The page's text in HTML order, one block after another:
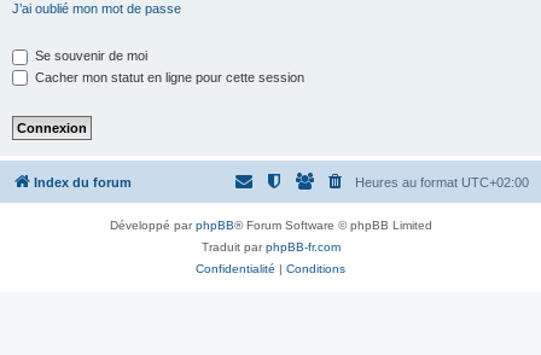
J’ai oublié mon mot de passe
Se souvenir de moi
Cacher mon statut en ligne pour cette session
Index du forum Heures au format UTC+02:00
Développé parphpBB® Forum Software © phpBB Limited
Traduit parphpBB-fr.com
Confidentialité | Conditions